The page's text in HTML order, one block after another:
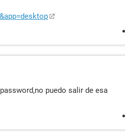
puedo salir de esa